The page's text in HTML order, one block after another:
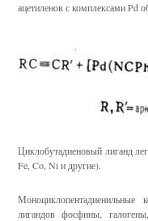
ацетиленов с комплексами Pd
Циклобутадиеновый лиганд
Fe, Co, Ni и другие).
лигандов фосфины,